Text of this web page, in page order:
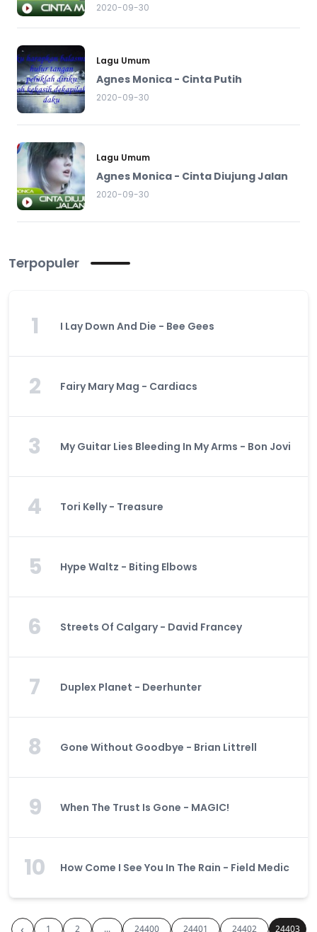
2020-09-30
Lagu Umum
Agnes Monica - Cinta Putih
2020-09-30
Lagu Umum
Agnes Monica - Cinta Diujung Jalan
2020-09-30
Terpopuler
1 I Lay Down And Die - Bee Gees
2 Fairy Mary Mag - Cardiacs
3 My Guitar Lies Bleeding In My Arms - Bon Jovi
4 Tori Kelly - Treasure
5 Hype Waltz - Biting Elbows
6 Streets Of Calgary - David Francey
7 Duplex Planet - Deerhunter
8 Gone Without Goodbye - Brian Littrell
9 When The Trust Is Gone - MAGIC!
10 How Come I See You In The Rain - Field Medic
1 2 ... 24400 24401 24402 24403